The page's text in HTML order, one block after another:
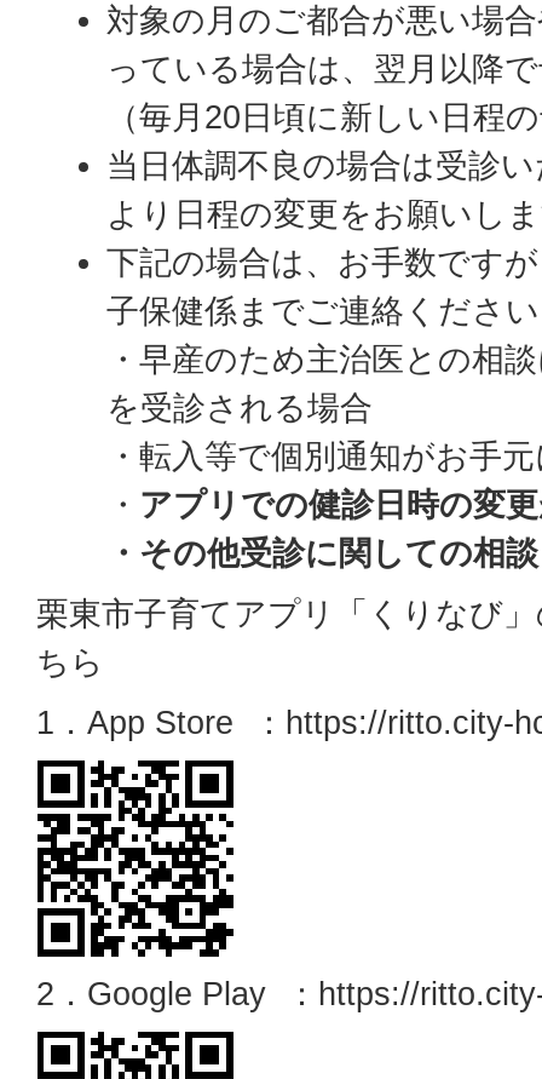
対象の月のご都合が悪い場
っている場合は、翌月以降
（毎月20日頃に新しい日程
当日体調不良の場合は受診
より日程の変更をお願いし
下記の場合は、お手数です
子保健係までご連絡くださ
・早産のため主治医との相
を受診される場合
・転入等で個別通知がお手
・ アプリでの健診日時の変
・その他受診に関しての相談
栗東市子育てアプリ「くりなび
ちら
1．App Store ：https://ritto.city-
2．Google Play ：https://